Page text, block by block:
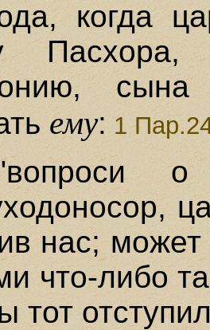
когда
сына
ему:1
о
нас; может
что-либо
тот